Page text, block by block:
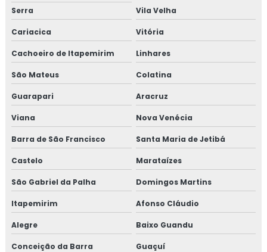
Serra
Vila Velha
Cariacica Vitória
Cachoeiro de Itapemirim Linhares
São Mateus Colatina
Guarapari Aracruz
Viana Nova Venécia
Barra de São Francisco Santa Maria de Jetibá
Castelo Marataízes
São Gabriel da Palha Domingos Martins
Itapemirim Afonso Cláudio
Alegre Baixo Guandu
Conceição da Barra Guaçuí